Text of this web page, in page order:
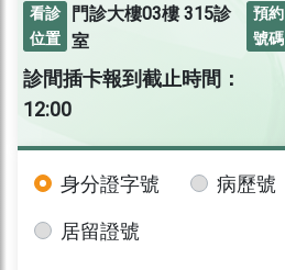
看診
位置
門診大樓03樓315診
室
預約
號碼
診間插卡報到截止時間：
12:00
身分證字號 病歷號
居留證號